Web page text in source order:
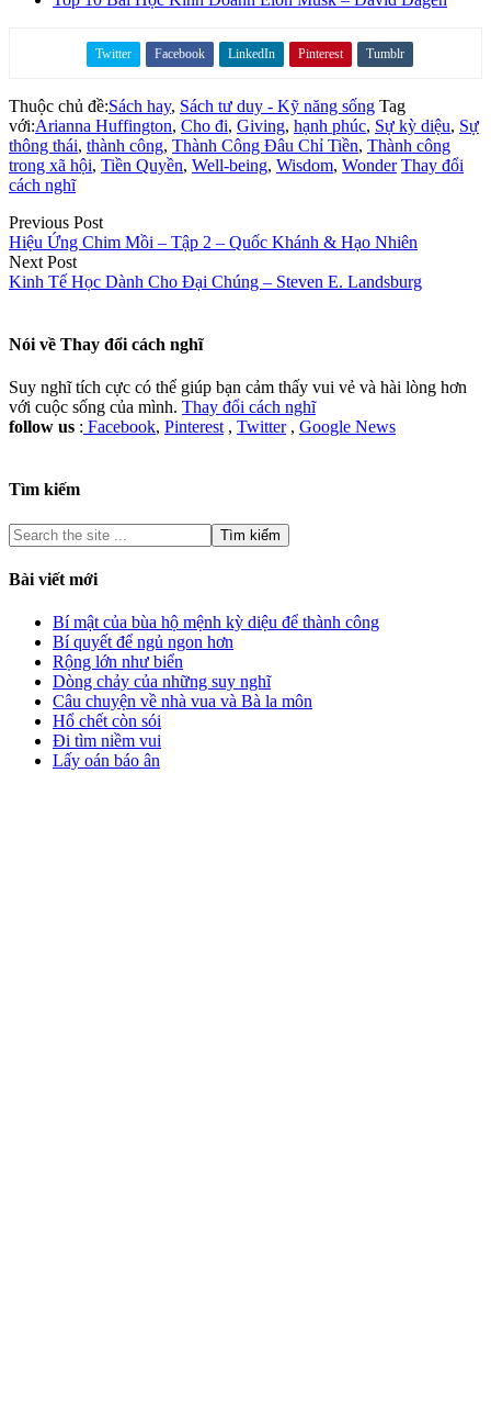
Twitter Facebook LinkedIn Pinterest Tumblr
Thuộc chủ đề:Sách hay, Sách tư duy - Kỹ năng sống Tag
với:Arianna Huffington, Cho đi, Giving, hạnh phúc, Sự kỳ diệu, Sự
thông thái, thành công, Thành Công Đâu Chỉ Tiền, Thành công
trong xã hội, Tiền Quyền, Well-being, Wisdom, Wonder Thay đổi
cách nghĩ
Previous Post
Hiệu Ứng Chim Mồi – Tập 2 – Quốc Khánh & Hạo Nhiên
Next Post
Kinh Tế Học Dành Cho Đại Chúng – Steven E. Landsburg
Nói về Thay đổi cách nghĩ
Suy nghĩ tích cực có thể giúp bạn cảm thấy vui vẻ và hài lòng hơn
với cuộc sống của mình. Thay đổi cách nghĩ
follow us : Facebook, Pinterest , Twitter, Google News
Tìm kiếm
Bài viết mới
Bí mật của bùa hộ mệnh kỳ diệu để thành công
Bí quyết để ngủ ngon hơn
Rộng lớn như biển
Dòng chảy của những suy nghĩ
Câu chuyện về nhà vua và Bà la môn
Hổ chết còn sói
Đi tìm niềm vui
Lấy oán báo ân